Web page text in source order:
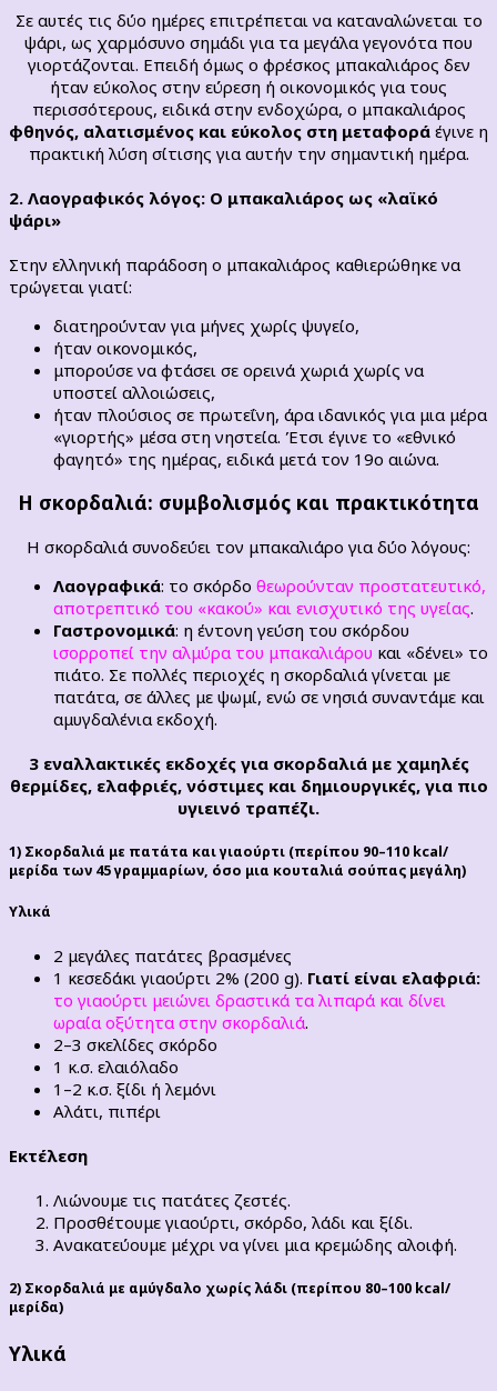
Σε αυτές τις δύο ημέρες επιτρέπεται να καταναλώνεται το
ψάρι, ως χαρμόσυνο σημάδι για τα μεγάλα γεγονότα που
γιορτάζονται. Επειδή όμως ο φρέσκος μπακαλιάρος δεν
ήταν εύκολος στην εύρεση ή οικονομικός για τους
περισσότερους, ειδικά στην ενδοχώρα, ο μπακαλιάρος
φθηνός, αλατισμένος και εύκολος στη μεταφορά έγινε η
πρακτική λύση σίτισης για αυτήν την σημαντική ημέρα.
2. Λαογραφικός λόγος: Ο μπακαλιάρος ως «λαϊκό
ψάρι»
Στην ελληνική παράδοση ο μπακαλιάρος καθιερώθηκε να
τρώγεται γιατί:
διατηρούνταν για μήνες χωρίς ψυγείο,
ήταν οικονομικός,
μπορούσε να φτάσει σε ορεινά χωριά χωρίς να
υποστεί αλλοιώσεις,
ήταν πλούσιος σε πρωτεΐνη, άρα ιδανικός για μια μέρα
«γιορτής» μέσα στη νηστεία. Έτσι έγινε το «εθνικό
φαγητό» της ημέρας, ειδικά μετά τον 19ο αιώνα.
Η σκορδαλιά: συμβολισμός και πρακτικότητα
Η σκορδαλιά συνοδεύει τον μπακαλιάρο για δύο λόγους:
Λαογραφικά: το σκόρδο θεωρούνταν προστατευτικό,
αποτρεπτικό του «κακού» και ενισχυτικό της υγείας.
Γαστρονομικά: η έντονη γεύση του σκόρδου
ισορροπεί την αλμύρα του μπακαλιάρου και «δένει» το
πιάτο. Σε πολλές περιοχές η σκορδαλιά γίνεται με
πατάτα, σε άλλες με ψωμί, ενώ σε νησιά συναντάμε και
αμυγδαλένια εκδοχή.
3 εναλλακτικές εκδοχές για σκορδαλιάμε χαμηλές
θερμίδες, ελαφριές, νόστιμες και δημιουργικές, για πιο
υγιεινό τραπέζι.
1) Σκορδαλιά με πατάτα και γιαούρτι (περίπου 90–110 kcal/
μερίδα των 45 γραμμαρίων, όσο μια κουταλιά σούπας μεγάλη)
Υλικά
2 μεγάλες πατάτες βρασμένες
1 κεσεδάκι γιαούρτι 2% (200 g). Γιατί είναι ελαφριά:
το γιαούρτι μειώνει δραστικά τα λιπαρά και δίνει
ωραία οξύτητα στην σκορδαλιά.
2–3 σκελίδες σκόρδο
1 κ.σ. ελαιόλαδο
1–2 κ.σ. ξίδι ή λεμόνι
Αλάτι, πιπέρι
Εκτέλεση
Λιώνουμε τις πατάτες ζεστές.
Προσθέτουμε γιαούρτι, σκόρδο, λάδι και ξίδι.
Ανακατεύουμε μέχρι να γίνει μια κρεμώδης αλοιφή.
2) Σκορδαλιά με αμύγδαλο χωρίς λάδι (περίπου 80–100 kcal/
μερίδα)
Υλικά